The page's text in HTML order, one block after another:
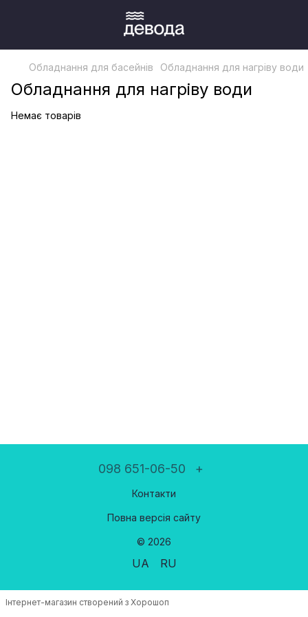
Обладнання для басейнів Обладнання для нагріву води
Обладнання для нагріву води
Немає товарів
098 651-06-50 +
Контакти
Повна версія сайту
© 2026
UA RU
Інтернет-магазин створений з Хорошоп